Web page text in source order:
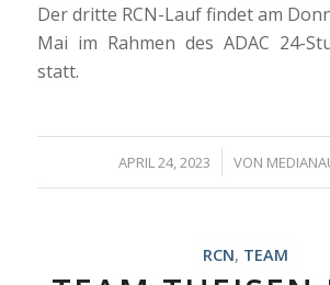
Der dritte RCN-Lauf findet am
Mai im Rahmen des ADAC 24-
statt.
APRIL 24, 2023 VON
RCN, TEAM